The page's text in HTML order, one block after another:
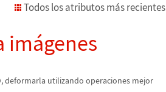
Todos los atributos más recientes
imágenes
deformarla utilizando operaciones mejor